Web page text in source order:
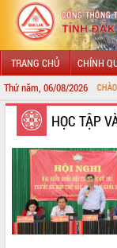
TRANG CHỦ CHÍNH
Thứ năm, 06/08/2026
CHÀO MỪNG ĐẾN
GIỚI THIỆU
LÃNH ĐẠO UBND TỈNH
TIN TỨC SỰ KIỆN
SỞ, BAN, NGÀNH
HỌC TẬP